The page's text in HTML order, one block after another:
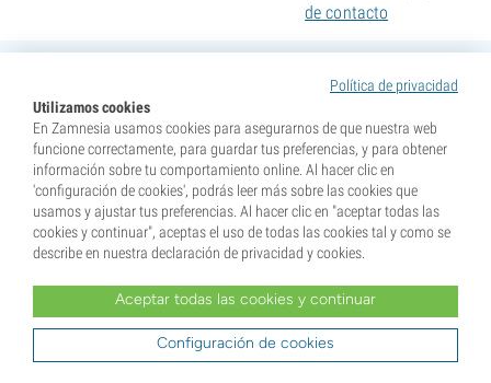
Política de privacidad
Utilizamos cookies
En Zamnesia usamos cookies para asegurarnos de que nuestra web
funcione correctamente, para guardar tus preferencias, y para obtener
información sobre tu comportamiento online. Al hacer clic en
'configuración de cookies', podrás leer más sobre las cookies que
usamos y ajustar tus preferencias. Al hacer clic en "aceptar todas las
cookies y continuar", aceptas el uso de todas las cookies tal y como se
describe en nuestra declaración de privacidad y cookies.
Aceptar todas las cookies y continuar
Configuración de cookies
de contacto
* Nuestras semillas se venden como suvenires. La germinación de semillas es ilegal en muchos
tu lugar de residencia y que conoces las normativas locales. También eximes de toda responsabilidad a
Zamnesia si actúas al margen de ellas.